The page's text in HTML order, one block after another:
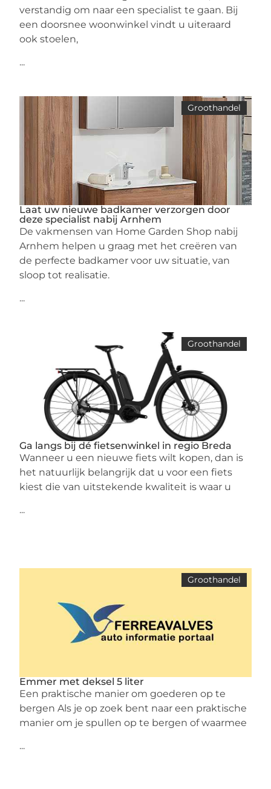
verstandig om naar een specialist te gaan. Bij
een doorsnee woonwinkel vindt u uiteraard
ook stoelen,
...
Groothandel
Laat uw nieuwe badkamer verzorgen door
deze specialist nabij Arnhem
De vakmensen van Home Garden Shop nabij
Arnhem helpen u graag met het creëren van
de perfecte badkamer voor uw situatie, van
sloop tot realisatie.
...
Groothandel
Ga langs bij dé fietsenwinkel in regio Breda
Wanneer u een nieuwe fiets wilt kopen, dan is
het natuurlijk belangrijk dat u voor een fiets
kiest die van uitstekende kwaliteit is waar u
...
Groothandel
Emmer met deksel 5 liter
Een praktische manier om goederen op te
bergen Als je op zoek bent naar een praktische
manier om je spullen op te bergen of waarmee
...